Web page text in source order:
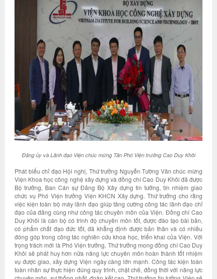
Đảng ủy và Lãnh đạo Viện chúc mừng Tân Phó Viện trưởng Cao Duy Khôi
Phát biểu chỉ đạo Hội nghị, Thứ trưởng Nguyễn Tường Văn chúc mừng
Viện Khoa học công nghệ xây dựng và đồng chí Cao Duy Khôi đã được
Bộ trưởng, Ban Cán sự Đảng Bộ Xây dựng tin tưởng, tín nhiệm giao
chức vụ Phó Viện trưởng Viện KHCN Xây dựng. Thứ trưởng cho rằng
việc kiện toàn bộ máy lãnh đạo giúp tăng cường công tác lãnh đạo chỉ
đạo của đảng cùng như công tác chuyên môn của Viện. Đồng chí Cao
Duy Khôi là cán bộ có trình độ chuyên môn tốt, được đào tạo bài bản,
có phẩm chất đạo đức tốt, đã khẳng định được bản thân và có nhiều
đóng góp trong công tác nghiên cứu khoa học, triển khai của Viện. Với
trọng trách mới là Phó Viện trưởng, Thứ trưởng mong đồng chí Cao Duy
Khôi sẽ phát huy hơn nữa năng lực chuyên môn hoàn thành tốt nhiệm
vụ được giao, xây dựng Viện ngày càng lớn mạnh. Công tác kiện toàn
toàn nhân sự thực hiện đúng quy trình, chặt chẽ, đồng thời với năng lực